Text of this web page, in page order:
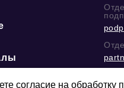
согласие на обработку